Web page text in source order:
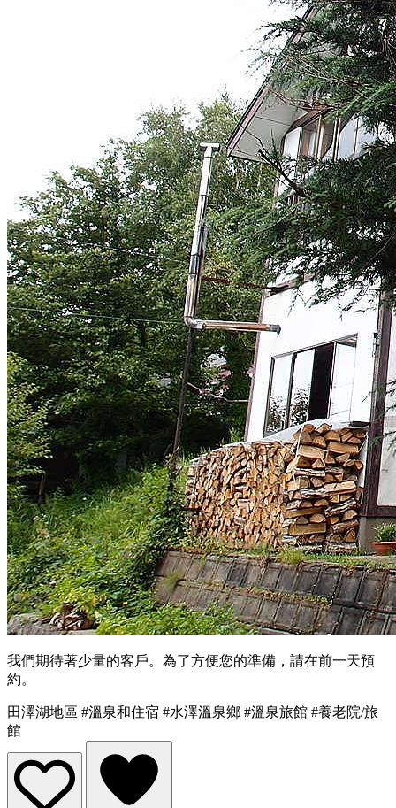
我們期待著少量的客戶。為了方便您的準備，請在前一天預
約。
田澤湖地區 #溫泉和住宿 #水澤溫泉鄉 #溫泉旅館 #養老院/旅
館